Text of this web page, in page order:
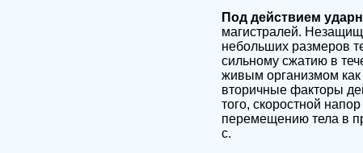
Под действием
магистралей.
небольших размеров
сильному сжатию в
живым организмом
вторичные факторы
того, скоростной
перемещению тела в
с.